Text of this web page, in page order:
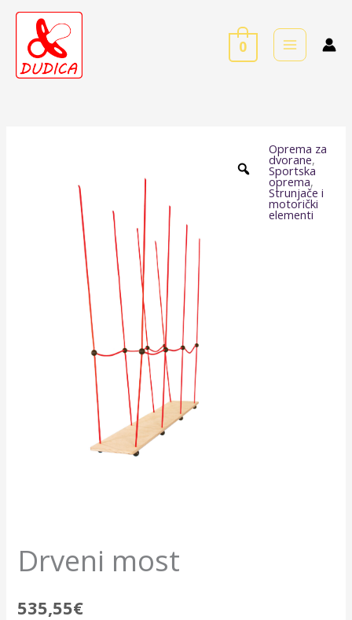
Skip
content
0
Oprema za
dvorane,
Sportska
oprema,
Strunjače i
motorički
elementi
Drveni most
535,55€